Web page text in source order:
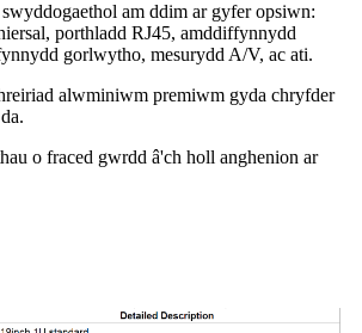
am ddim ar gyfer opsiwn:
porthladd RJ45, amddiffynnydd
gorlwytho, mesurydd A/V, ac ati.
alwminiwm premiwm gyda chryfder
o fraced gwrdd â'ch holl anghenion ar